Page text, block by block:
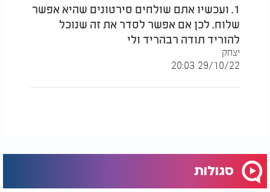
1. ועכשיו אתם שולחים סירטונים שהיא אפשר
שלוח. לכן אם אפשר לסדר את זה שנוכל
להוריד תודה רבהריד ולי
יצחק
29/10/22 20:03
סגולות